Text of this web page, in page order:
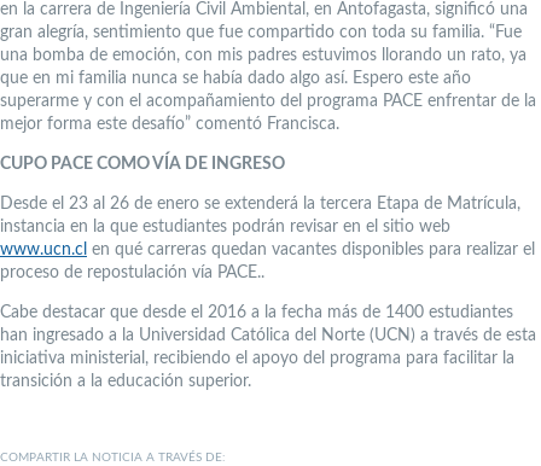
en la carrera de Ingeniería Civil Ambiental, en Antofagasta, significó una
gran alegría, sentimiento que fue compartido con toda su familia. “Fue
una bomba de emoción, con mis padres estuvimos llorando un rato, ya
que en mi familia nunca se había dado algo así. Espero este año
superarme y con el acompañamiento del programa PACE enfrentar de la
mejor forma este desafío” comentó Francisca.
CUPO PACE COMO VÍA DE INGRESO
Desde el 23 al 26 de enero se extenderá la tercera Etapa de Matrícula,
instancia en la que estudiantes podrán revisar en el sitio web
www.ucn.cl en qué carreras quedan vacantes disponibles para realizar el
proceso de repostulación vía PACE..
Cabe destacar que desde el 2016 a la fecha más de 1400 estudiantes
han ingresado a la Universidad Católica del Norte (UCN) a través de esta
iniciativa ministerial, recibiendo el apoyo del programa para facilitar la
transición a la educación superior.
COMPARTIR LA NOTICIA A TRAVÉS DE: